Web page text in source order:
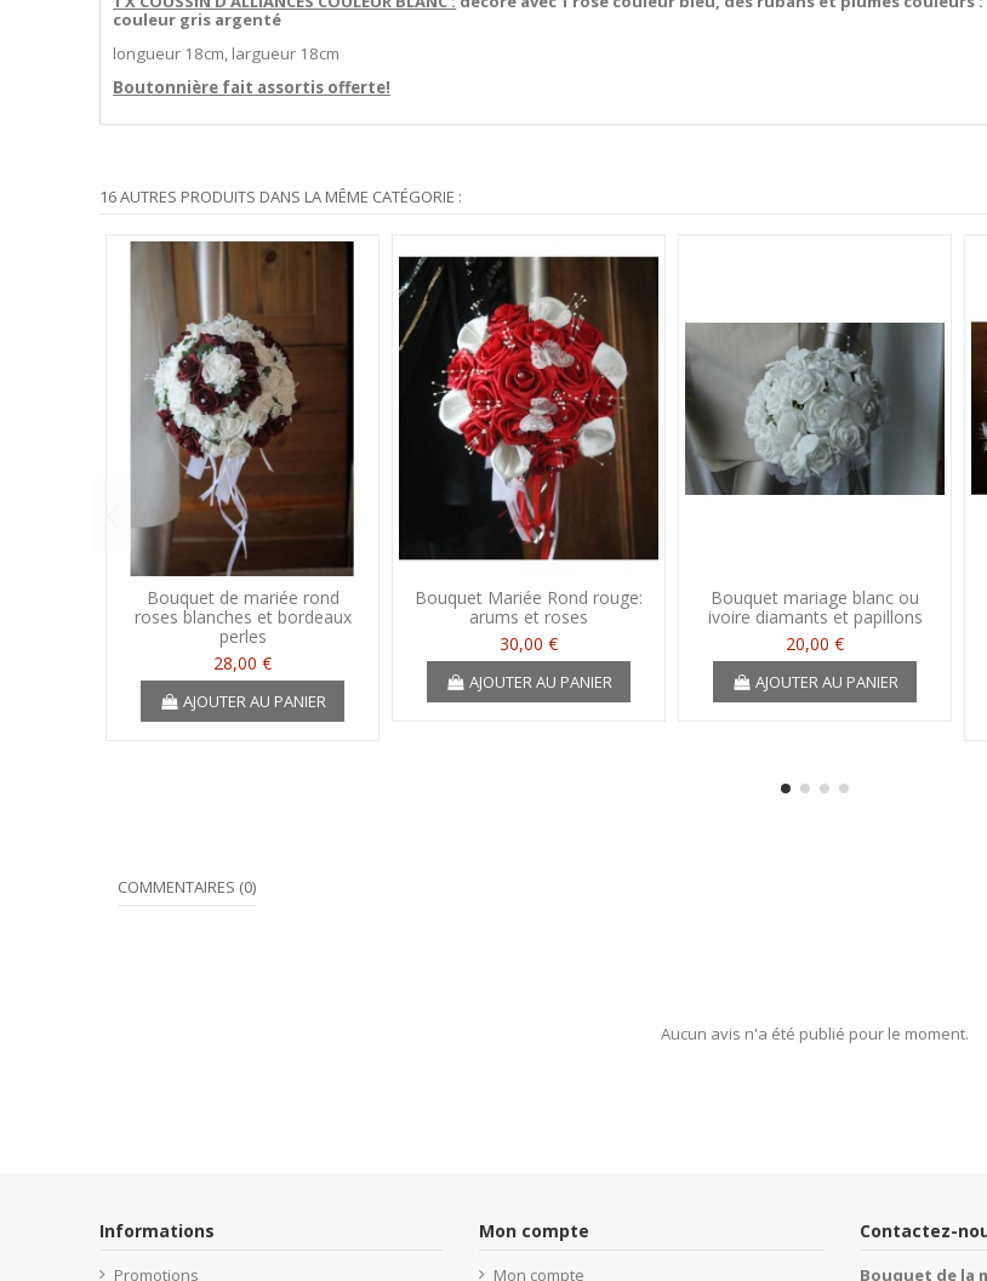
couleur gris argenté
longueur 18cm, largueur 18cm
Boutonnière fait assortis offerte!
16 AUTRES PRODUITS DANS LA MÊME CATÉGORIE :
Bouquet de mariée rond
roses blanches et bordeaux
perles
28,00 €
AJOUTER AU PANIER
Bouquet Mariée Rond rouge:
arums et roses
30,00 €
AJOUTER AU PANIER
Bouquet mariage blanc ou
ivoire diamants et papillons
20,00 €
AJOUTER AU PANIER
COMMENTAIRES (0)
Aucun avis n'a été publié pour le moment.
Informations
Promotions
Mon compte
Mon compte
Contactez-
Bouquet de la